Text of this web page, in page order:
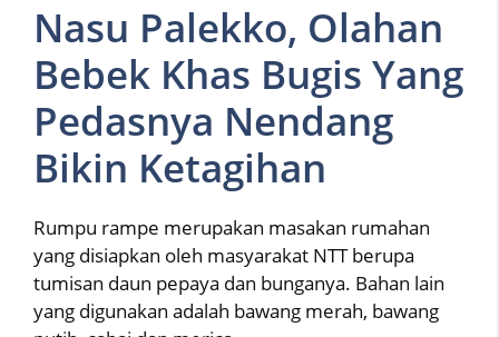
Nasu Palekko, Olahan
Bebek Khas Bugis Yang
Pedasnya Nendang
Bikin Ketagihan
Rumpu rampe merupakan masakan rumahan
yang disiapkan oleh masyarakat NTT berupa
tumisan daun pepaya dan bunganya. Bahan lain
yang digunakan adalah bawang merah, bawang